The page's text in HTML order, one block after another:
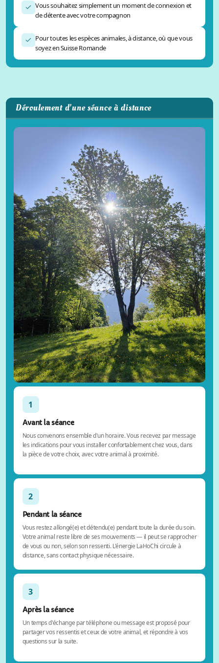
Vous souhaitez simplement un moment de connexion et
de détente avec votre compagnon
Pour toutes les espèces animales, à distance, où que vous
soyez en Suisse Romande
Déroulement d'une séance à distance
1
Avant la séance
Nous convenons ensemble d'un horaire. Vous recevez par message
les indications pour vous installer confortablement chez vous, dans
la pièce de votre choix, avec votre animal à proximité.
2
Pendant la séance
Vous restez allongé(e) et détendu(e) pendant toute la durée du soin.
Votre animal reste libre de ses mouvements — il peut se rapprocher
de vous ou non, selon son ressenti. L'énergie LaHoChi circule à
distance, sans contact physique nécessaire.
3
Après la séance
Un temps d'échange par téléphone ou message est proposé pour
partager vos ressentis et ceux de votre animal, et répondre à vos
questions sur la suite.